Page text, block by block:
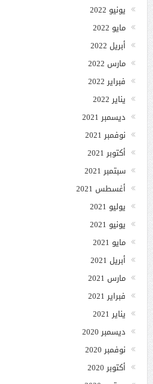
يونيو 2022
مايو 2022
أبريل 2022
مارس 2022
فبراير 2022
يناير 2022
ديسمبر 2021
نوفمبر 2021
أكتوبر 2021
سبتمبر 2021
أغسطس 2021
يوليو 2021
يونيو 2021
مايو 2021
أبريل 2021
مارس 2021
فبراير 2021
يناير 2021
ديسمبر 2020
نوفمبر 2020
أكتوبر 2020